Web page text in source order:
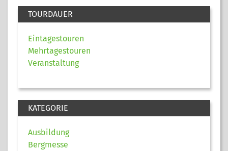
TOURDAUER
Eintagestouren
Mehrtagestouren
Veranstaltung
KATEGORIE
Ausbildung
Bergmesse